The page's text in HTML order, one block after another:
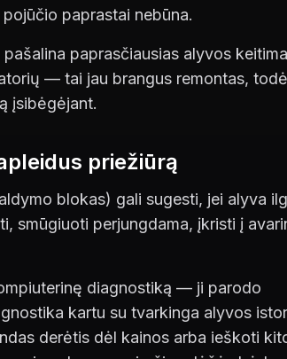
paprastai nebūna.
paprasčiausias alyvos
— tai jau brangus remontas,
įsibėgėjant.
priežiūrą
blokas) gali sugesti, jei alyva
smūgiuoti perjungdama, įkristi į
diagnostiką — ji parodo
kartu su tvarkinga alyvos
derėtis dėl kainos arba ieškoti